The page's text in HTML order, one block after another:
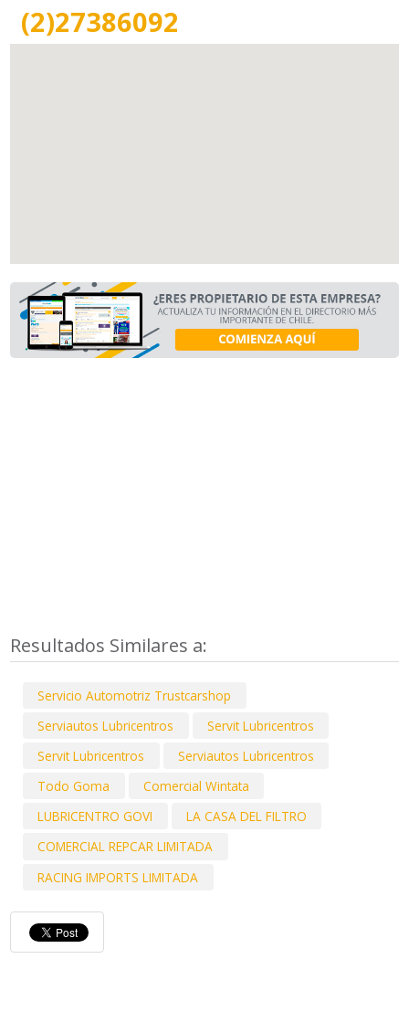
(2)27386092
Resultados Similares a:
Servicio Automotriz Trustcarshop
Serviautos Lubricentros
Servit Lubricentros
Servit Lubricentros
Serviautos Lubricentros
Todo Goma
Comercial Wintata
LUBRICENTRO GOVI
LA CASA DEL FILTRO
COMERCIAL REPCAR LIMITADA
RACING IMPORTS LIMITADA